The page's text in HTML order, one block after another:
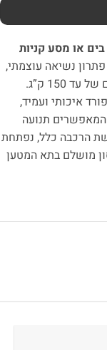
או מסע קניות
נשיאה עוצמתי,
אמין ונוח במיוחד, עם כושר העמסה חסר תקדים של עד 150 ק”ג.
איכותי ועמיד,
ורחבים בקוטר 20 ס”מ המאפשרים תנועה
הרכבה כלל, נפתחת
מושלם בתא המטען